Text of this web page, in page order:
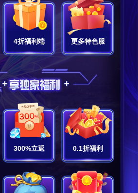
4折福利端 更多特色服
300%立返 0.1折福利